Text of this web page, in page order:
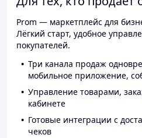
Prom — маркетплейс для
Лёгкий старт, удобное
покупателей.
Три канала продаж
мобильное приложение,
Управление товарами,
кабинете
Готовые интеграции с
чеков